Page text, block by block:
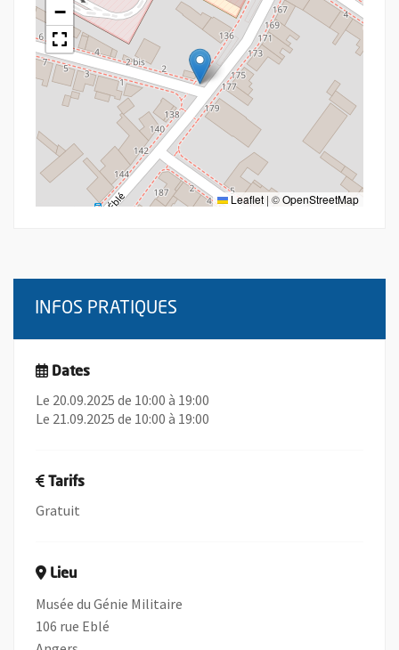
−
Leaflet | ©OpenStreetMap
INFOS PRATIQUES
Dates
Le 20.09.2025 de 10:00 à 19:00
Le 21.09.2025 de 10:00 à 19:00
Tarifs
Gratuit
Lieu
Musée du Génie Militaire
106 rue Eblé